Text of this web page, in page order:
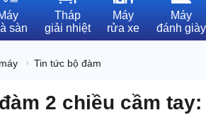
sàn
Tháp
giải nhiệt
Máy
rửa xe
Máy
đánh giày
Tin tức bộ đàm
2 chiều cầm